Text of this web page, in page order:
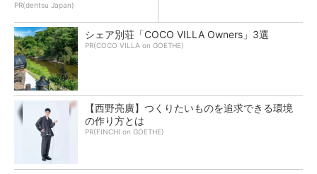
PR(dentsu Japan)
シェア別荘「COCO VILLA Owners」3選
PR(COCO VILLA on GOETHE)
【西野亮廣】つくりたいものを追求できる環境
の作り方とは
PR(FINCHI on GOETHE)